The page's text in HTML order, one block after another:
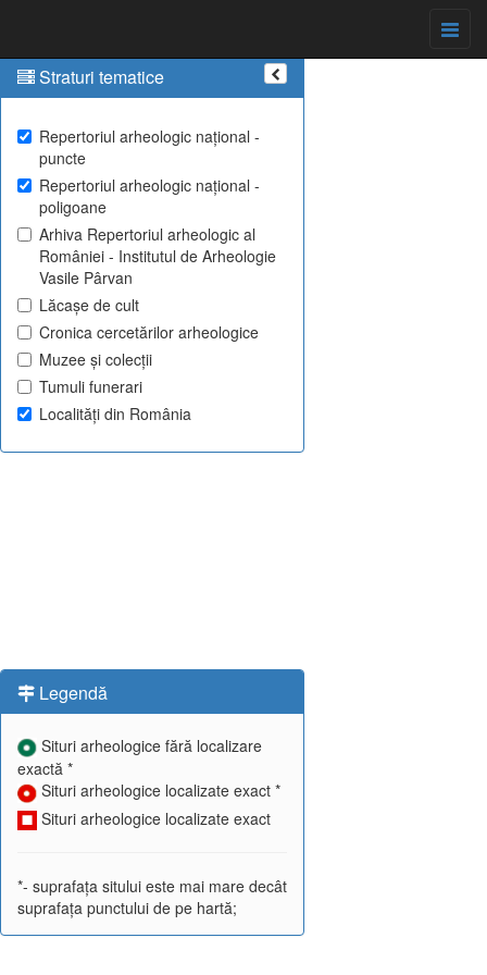
Straturi tematice
Repertoriul arheologic național -
puncte
Repertoriul arheologic național -
poligoane
Arhiva Repertoriul arheologic al
României - Institutul de Arheologie
Vasile Pârvan
Lăcașe de cult
Cronica cercetărilor arheologice
Muzee și colecții
Tumuli funerari
Localități din România
Legendă
Situri arheologice fără localizare
exactă *
Situri arheologice localizate exact *
Situri arheologice localizate exact
*- suprafața sitului este mai mare decât
suprafața punctului de pe hartă;